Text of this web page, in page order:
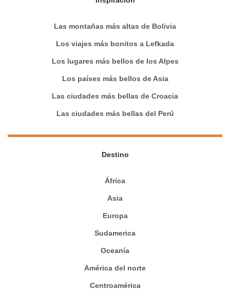
Las montañas más altas de Bolivia
Los viajes más bonitos a Lefkada
Los lugares más bellos de los Alpes
Los países más bellos de Asia
Las ciudades más bellas de Croacia
Las ciudades más bellas del Perú
Destino
África
Asia
Europa
Sudamerica
Oceanía
América del norte
Centroamérica